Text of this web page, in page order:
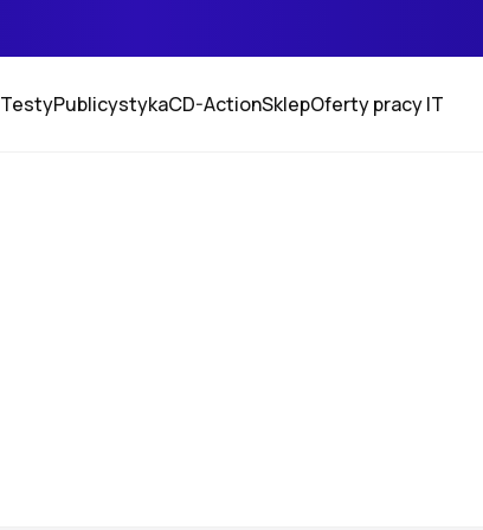
TestyPublicystykaCD-ActionSklepOferty pracy IT